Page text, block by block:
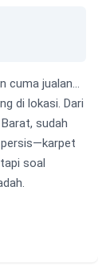
cuma jualan…
di lokasi. Dari
sudah
persis—karpet
soal